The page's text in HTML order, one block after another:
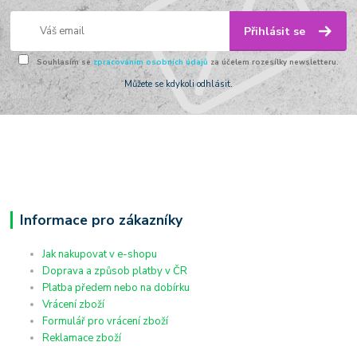
Přihlásit se
Souhlasím se zpracováním osobních údajů za účelem rozesílky newsletteru.
Můžete se kdykoli odhlásit.
Informace pro zákazníky
Jak nakupovat v e-shopu
Doprava a způsob platby v ČR
Platba předem nebo na dobírku
Vrácení zboží
Formulář pro vrácení zboží
Reklamace zboží